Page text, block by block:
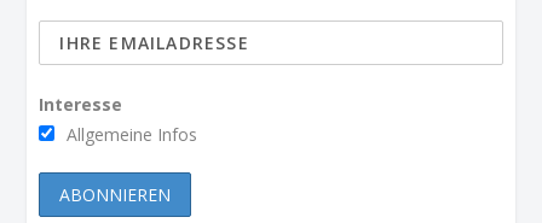
Interesse
Allgemeine Infos